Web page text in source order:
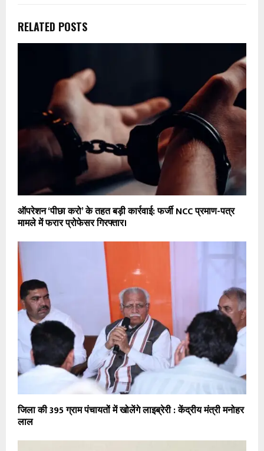
RELATED POSTS
ऑपरेशन ‘पीछा करो’ के तहत बड़ी कार्रवाई: फर्जी NCC प्रमाण-पत्र
मामले में फरार प्रोफेसर गिरफ्तार।
जिला की 395 ग्राम पंचायतों में खोलेंगे लाइब्रेरी : केंद्रीय मंत्री मनोहर
लाल